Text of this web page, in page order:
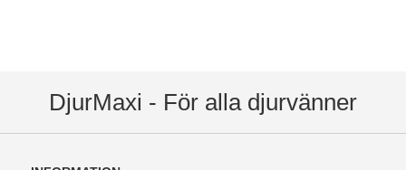
DjurMaxi - För alla djurvänner